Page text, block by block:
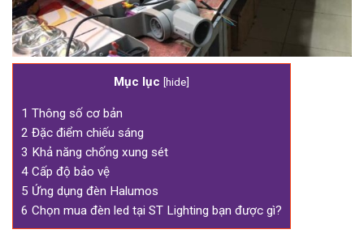
Mục lục [hide]
1 Thông số cơ bản
2 Đặc điểm chiếu sáng
3 Khả năng chống xung sét
4 Cấp độ bảo vệ
5 Ứng dụng đèn Halumos
6 Chọn mua đèn led tại ST Lighting bạn được gì?